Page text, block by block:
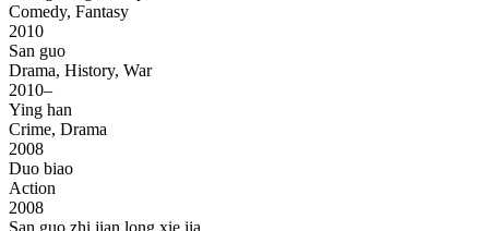
Comedy, Fantasy
2010
San guo
Drama, History, War
2010–
Ying han
Crime, Drama
2008
Duo biao
Action
2008